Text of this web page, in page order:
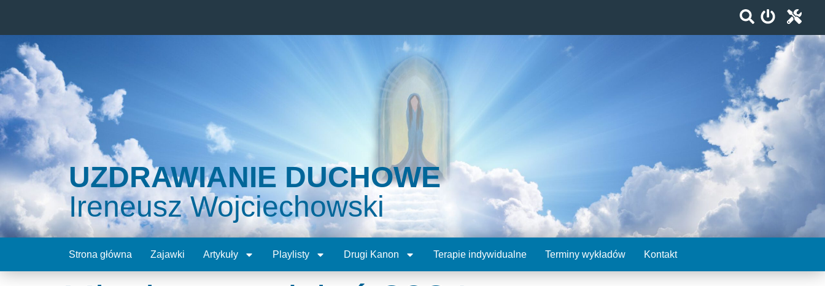
UZDRAWIANIE DUCHOWE
Ireneusz Wojciechowski
Strona główna Zajawki Artykuły Playlisty Drugi Kanon Terapie indywidualne Terminy wykładów Kontakt